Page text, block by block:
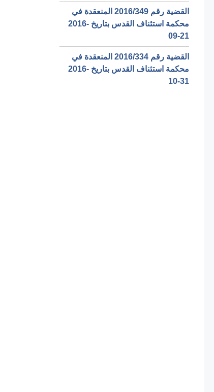
القضية رقم ‎349‏/‎2016‏ المنعقدة في
محكمة استئناف القدس بتاريخ ‎2016-
09-21‏
القضية رقم ‎334‏/‎2016‏ المنعقدة في
محكمة استئناف القدس بتاريخ ‎2016-
10-31‏